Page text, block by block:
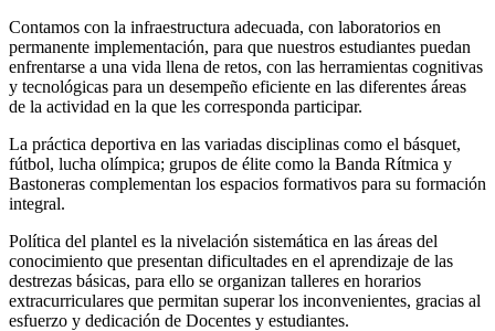
Contamos con la infraestructura adecuada, con laboratorios en
permanente implementación, para que nuestros estudiantes puedan
enfrentarse a una vida llena de retos, con las herramientas cognitivas
y tecnológicas para un desempeño eficiente en las diferentes áreas
de la actividad en la que les corresponda participar.
La práctica deportiva en las variadas disciplinas como el básquet,
fútbol, lucha olímpica; grupos de élite como la Banda Rítmica y
Bastoneras complementan los espacios formativos para su formación
integral.
Política del plantel es la nivelación sistemática en las áreas del
conocimiento que presentan dificultades en el aprendizaje de las
destrezas básicas, para ello se organizan talleres en horarios
extracurriculares que permitan superar los inconvenientes, gracias al
esfuerzo y dedicación de Docentes y estudiantes.